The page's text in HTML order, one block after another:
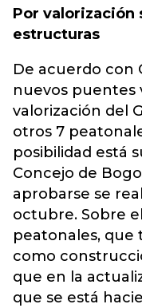
Por valorización
estructuras
De acuerdo con
nuevos puentes
valorización del
otros 7
posibilidad está
Concejo de
aprobarse se
octubre. Sobre
peatonales, que
como
que en la
que se está